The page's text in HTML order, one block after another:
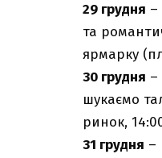
29 грудня –
та
ярмарку
30 грудня –
шукаємо
ринок,
31 грудня –